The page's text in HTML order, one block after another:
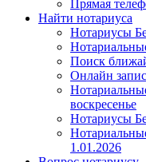
Прямая
Найти нотариуса
Нотариусы
Поиск
Онлайн
воскресенье
Нотариусы
1.01.2026